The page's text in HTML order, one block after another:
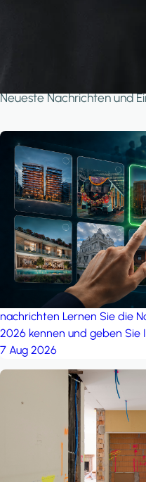
Neueste Nachrichten und
nachrichten Lernen Sie die
2026 kennen und geben Sie
7 Aug 2026